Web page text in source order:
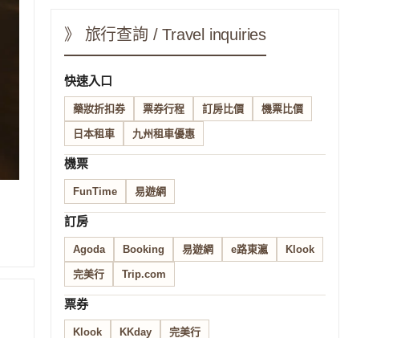
》 旅行查詢 / Travel inquiries
快速入口
藥妝折扣券 票券行程 訂房比價 機票比價
日本租車 九州租車優惠
機票
FunTime 易遊網
訂房
Agoda Booking 易遊網 e路東瀛 Klook
完美行 Trip.com
票券
Klook KKday 完美行